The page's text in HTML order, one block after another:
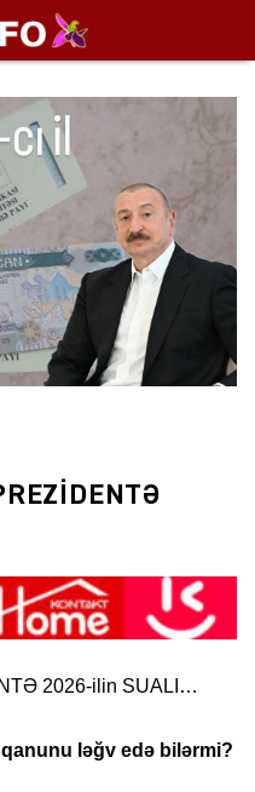
2026-ilin SUALI…
ləğv edə bilərmi?